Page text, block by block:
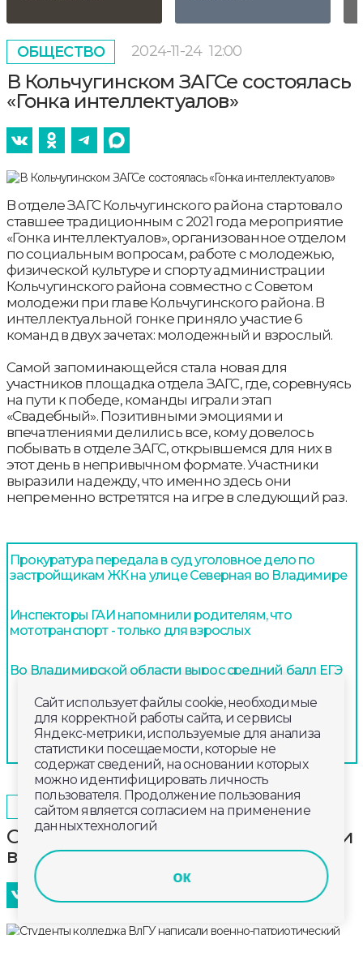
ОБЩЕСТВО 2024-11-24 12:00
В Кольчугинском ЗАГСе состоялась
«Гонка интеллектуалов»
В отделе ЗАГС Кольчугинского района стартовало
ставшее традиционным с 2021 года мероприятие
«Гонка интеллектуалов», организованное отделом
по социальным вопросам, работе с молодежью,
физической культуре и спорту администрации
Кольчугинского района совместно с Советом
молодежи при главе Кольчугинского района. В
интеллектуальной гонке приняло участие 6
команд в двух зачетах: молодежный и взрослый.
Самой запоминающейся стала новая для
участников площадка отдела ЗАГС, где, соревнуясь
на пути к победе, команды играли этап
«Свадебный». Позитивными эмоциями и
впечатлениями делились все, кому довелось
побывать в отделе ЗАГС, открывшемся для них в
этот день в непривычном формате. Участники
выразили надежду, что именно здесь они
непременно встретятся на игре в следующий раз.
Прокуратура передала в суд уголовное дело по
застройщикам ЖК на улице Северная во Владимире
Инспекторы ГАИ напомнили родителям, что
мототранспорт - только для взрослых
Во Владимирской области вырос средний балл ЕГЭ
ОБЩЕСТВО 2024-11-24 11:00
Студенты колледжа ВлГУ написали
военно-патриотический диктант
Сайт использует файлы cookie, необходимые
для корректной работы сайта, и сервисы
Яндекс-метрики, используемые для анализа
статистики посещаемости, которые не
содержат сведений, на основании которых
можно идентифицировать личность
пользователя. Продолжение пользования
сайтом является согласием на применение
данных технологий
ок